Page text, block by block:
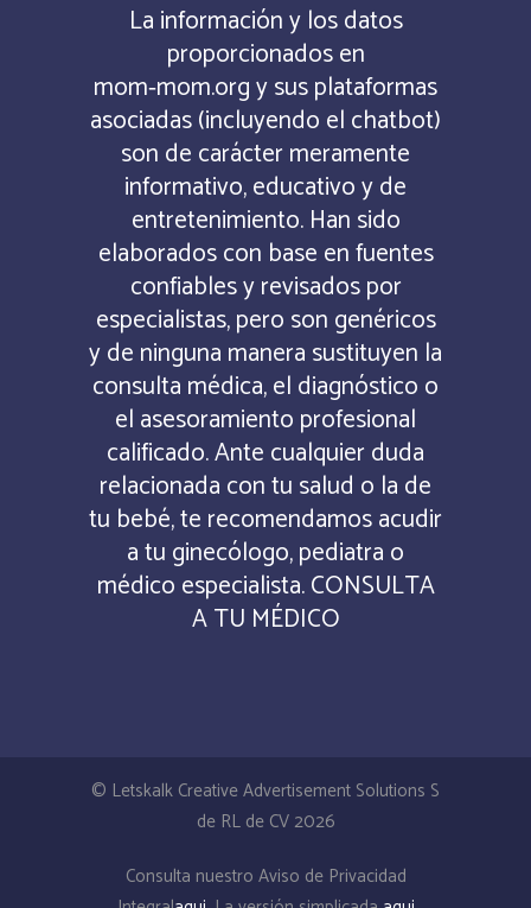
La información y los datos
proporcionados en
mom‑mom.org y sus plataformas
asociadas (incluyendo el chatbot)
son de carácter meramente
informativo, educativo y de
entretenimiento. Han sido
elaborados con base en fuentes
confiables y revisados por
especialistas, pero son genéricos
y de ninguna manera sustituyen la
consulta médica, el diagnóstico o
el asesoramiento profesional
calificado. Ante cualquier duda
relacionada con tu salud o la de
tu bebé, te recomendamos acudir
a tu ginecólogo, pediatra o
médico especialista. CONSULTA
A TU MÉDICO
© Letskalk Creative Advertisement Solutions S
de RL de CV 2026
Consulta nuestro Aviso de Privacidad